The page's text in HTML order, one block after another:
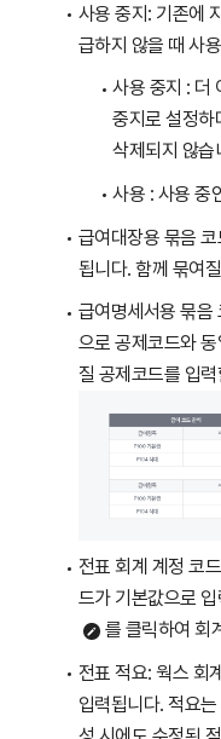
사용 중지: 기존에
급하지 않을 때 사
사용 중지 : 더
중지로 설정하
삭제되지 않습
사용 : 사용 중
급여대장용 묶음
됩니다. 함께 묶여
급여명세서용 묶음
으로 공제코드와
질 공제코드를 입
전표 회계 계정 코
드가 기본값으로
를 클릭하여 회
전표 적요: 웍스 회
입력됩니다. 적요